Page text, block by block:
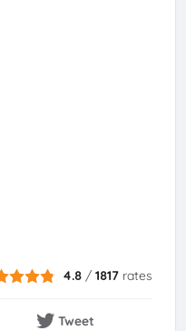
4.8 /1817 rates
Tweet